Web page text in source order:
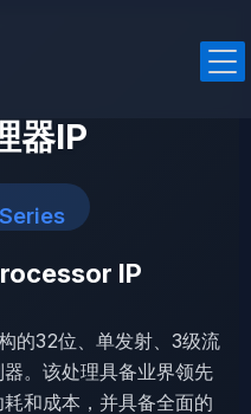
器IP
IP
的32位、单发射、3级流
。该处理具备业界领先
和成本，并具备全面的